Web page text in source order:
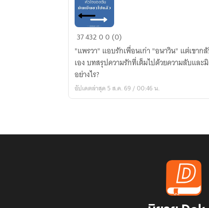
นาย
ฉัน
ใน
วัน
ที่
3743200 (0)
"แพรวา" แอบรักเพื่อนเก่า "อนาวิน" แต่เขา
เอง บทสรุปความรักที่เต็มไปด้วยความลับแล
อย่างไร?
อัปเดตล่าสุด 5 ส.ค. 69 / 00:46 น.